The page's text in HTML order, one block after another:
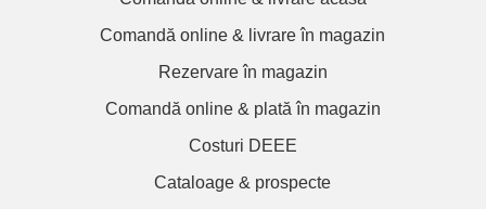
Comandă online & livrare în magazin
Rezervare în magazin
Comandă online & plată în magazin
Costuri DEEE
Cataloage & prospecte